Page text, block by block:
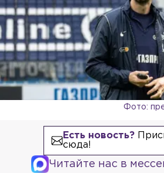
Фото:
Есть новость?
сюда!
Читайте нас в